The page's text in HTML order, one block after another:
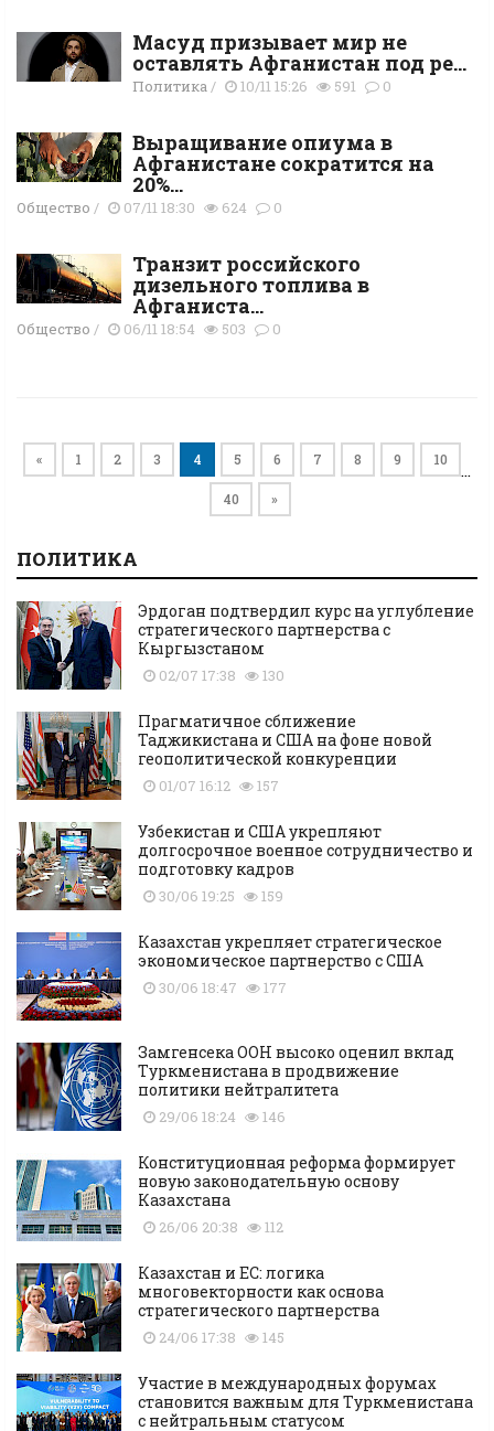
Масуд призывает мир не
оставлять Афганистан под ре...
Политика/ 10/11 15:26 591 0
Выращивание опиума в
Афганистане сократится на
20%...
Общество / 07/11 18:30 624 0
Транзит российского
дизельного топлива в
Афганиста...
Общество / 06/11 18:54 503 0
« 1 2 3 4 5 6 7 8 9 10 …
40 »
ПОЛИТИКА
Эрдоган подтвердил курс на углубление
стратегического партнерства с
Кыргызстаном
02/07 17:38 130
Прагматичное сближение
Таджикистана и США на фоне новой
геополитической конкуренции
01/07 16:12 157
Узбекистан и США укрепляют
долгосрочное военное сотрудничество и
подготовку кадров
30/06 19:25 159
Казахстан укрепляет стратегическое
экономическое партнерство с США
30/06 18:47 177
Замгенсека ООН высоко оценил вклад
Туркменистана в продвижение
политики нейтралитета
29/06 18:24 146
Конституционная реформа формирует
новую законодательную основу
Казахстана
26/06 20:38 112
Казахстан и ЕС: логика
многовекторности как основа
стратегического партнерства
24/06 17:38 145
Участие в международных форумах
становится важным для Туркменистана
с нейтральным статусом